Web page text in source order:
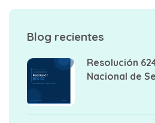
Blog recientes
Resolución
Nacional de